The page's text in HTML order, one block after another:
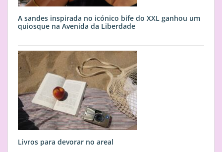
A sandes inspirada no icónico bife do XXL ganhou um
quiosque na Avenida da Liberdade
Livros para devorar no areal